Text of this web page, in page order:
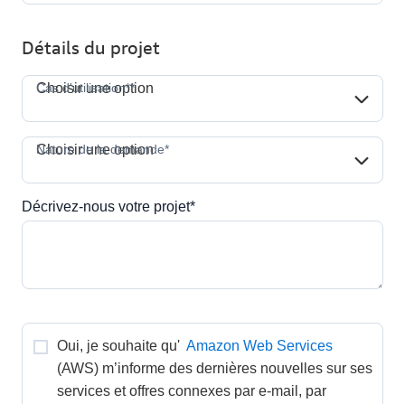
Détails du projet
Cas d'utilisation**
Choisir une option
Nature de la demande*
Choisir une option
Décrivez-nous votre projet*
Oui, je souhaite qu' Amazon Web Services
(AWS) m’informe des dernières nouvelles sur ses
services et offres connexes par e-mail, par